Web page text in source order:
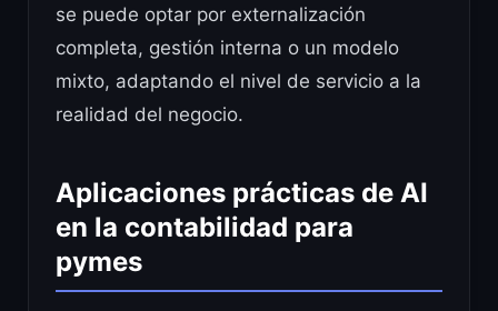
se puede optar por externalización
completa, gestión interna o un modelo
mixto, adaptando el nivel de servicio a la
realidad del negocio.
Aplicaciones prácticas de AI
en la contabilidad para
pymes